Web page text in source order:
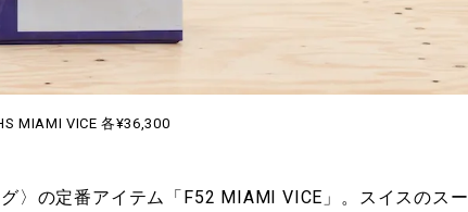
MIAMI VICE 各¥36,300
〉の定番アイテム「F52 MIAMI VICE」。スイスのスー